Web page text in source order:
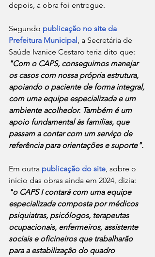
depois, a obra foi entregue.
Segundo publicação no site da
Prefeitura Municipal, a Secretária de
Saúde Ivanice Cestaro teria dito que:
"Com o CAPS, conseguimos manejar
os casos com nossa própria estrutura,
apoiando o paciente de forma integral,
com uma equipe especializada e um
ambiente acolhedor. Também é um
apoio fundamental às famílias, que
passam a contar com um serviço de
referência para orientações e suporte".
Em outra publicação do site, sobre o
início das obras ainda em 2024, dizia:
"o CAPS I contará com uma equipe
especializada composta por médicos
psiquiatras, psicólogos, terapeutas
ocupacionais, enfermeiros, assistente
sociais e oficineiros que trabalharão
para a estabilização do quadro